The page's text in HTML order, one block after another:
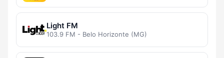
Light FM
103.9 FM - Belo Horizonte (MG)